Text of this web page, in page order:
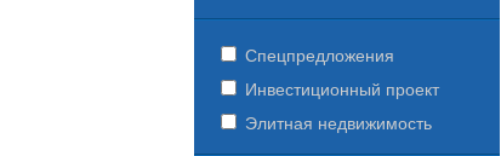
Спецпредложения
Инвестиционный проект
Элитная недвижимость